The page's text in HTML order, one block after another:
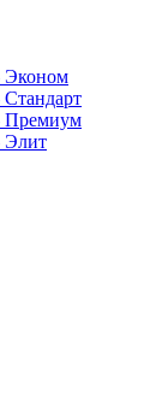
Эконом
Премиум
Элит